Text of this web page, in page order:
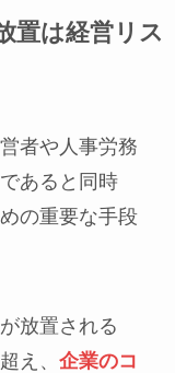
置は経営リス
者や人事労務
あると同時
の重要な手段
放置される
え、 企業のコ